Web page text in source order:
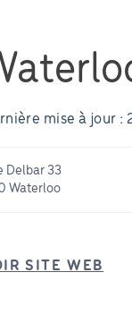
mise à jour :
Delbar 33
Waterloo
SITE WEB